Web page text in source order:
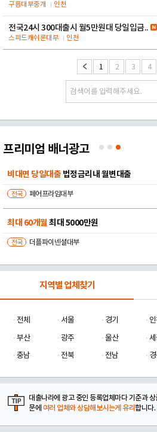
구름대부중개 인천
전국24시 300대출시 월5만원대 당일입금..
스피드캐쉬론대부 인천
1 2 3 4
프리미엄 배너광고
비대면 당일대출 법정금리내 월변대출
전국 페어프라임대부
최대 60개월 최대 5000만원
전국 더플파이넨셜대부
지역별 업체찾기
전체 서울 경기
부산
광주 울산
충남
전북 전남
대출나라에 광고 중인 등록업체마다 기준과
문에 여러 업체와 상담해보시는게 유리합니다.